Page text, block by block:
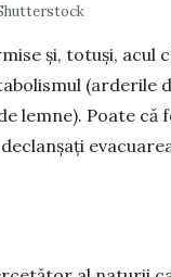
și, totuși, acul
(arderile
lemne). Poate că